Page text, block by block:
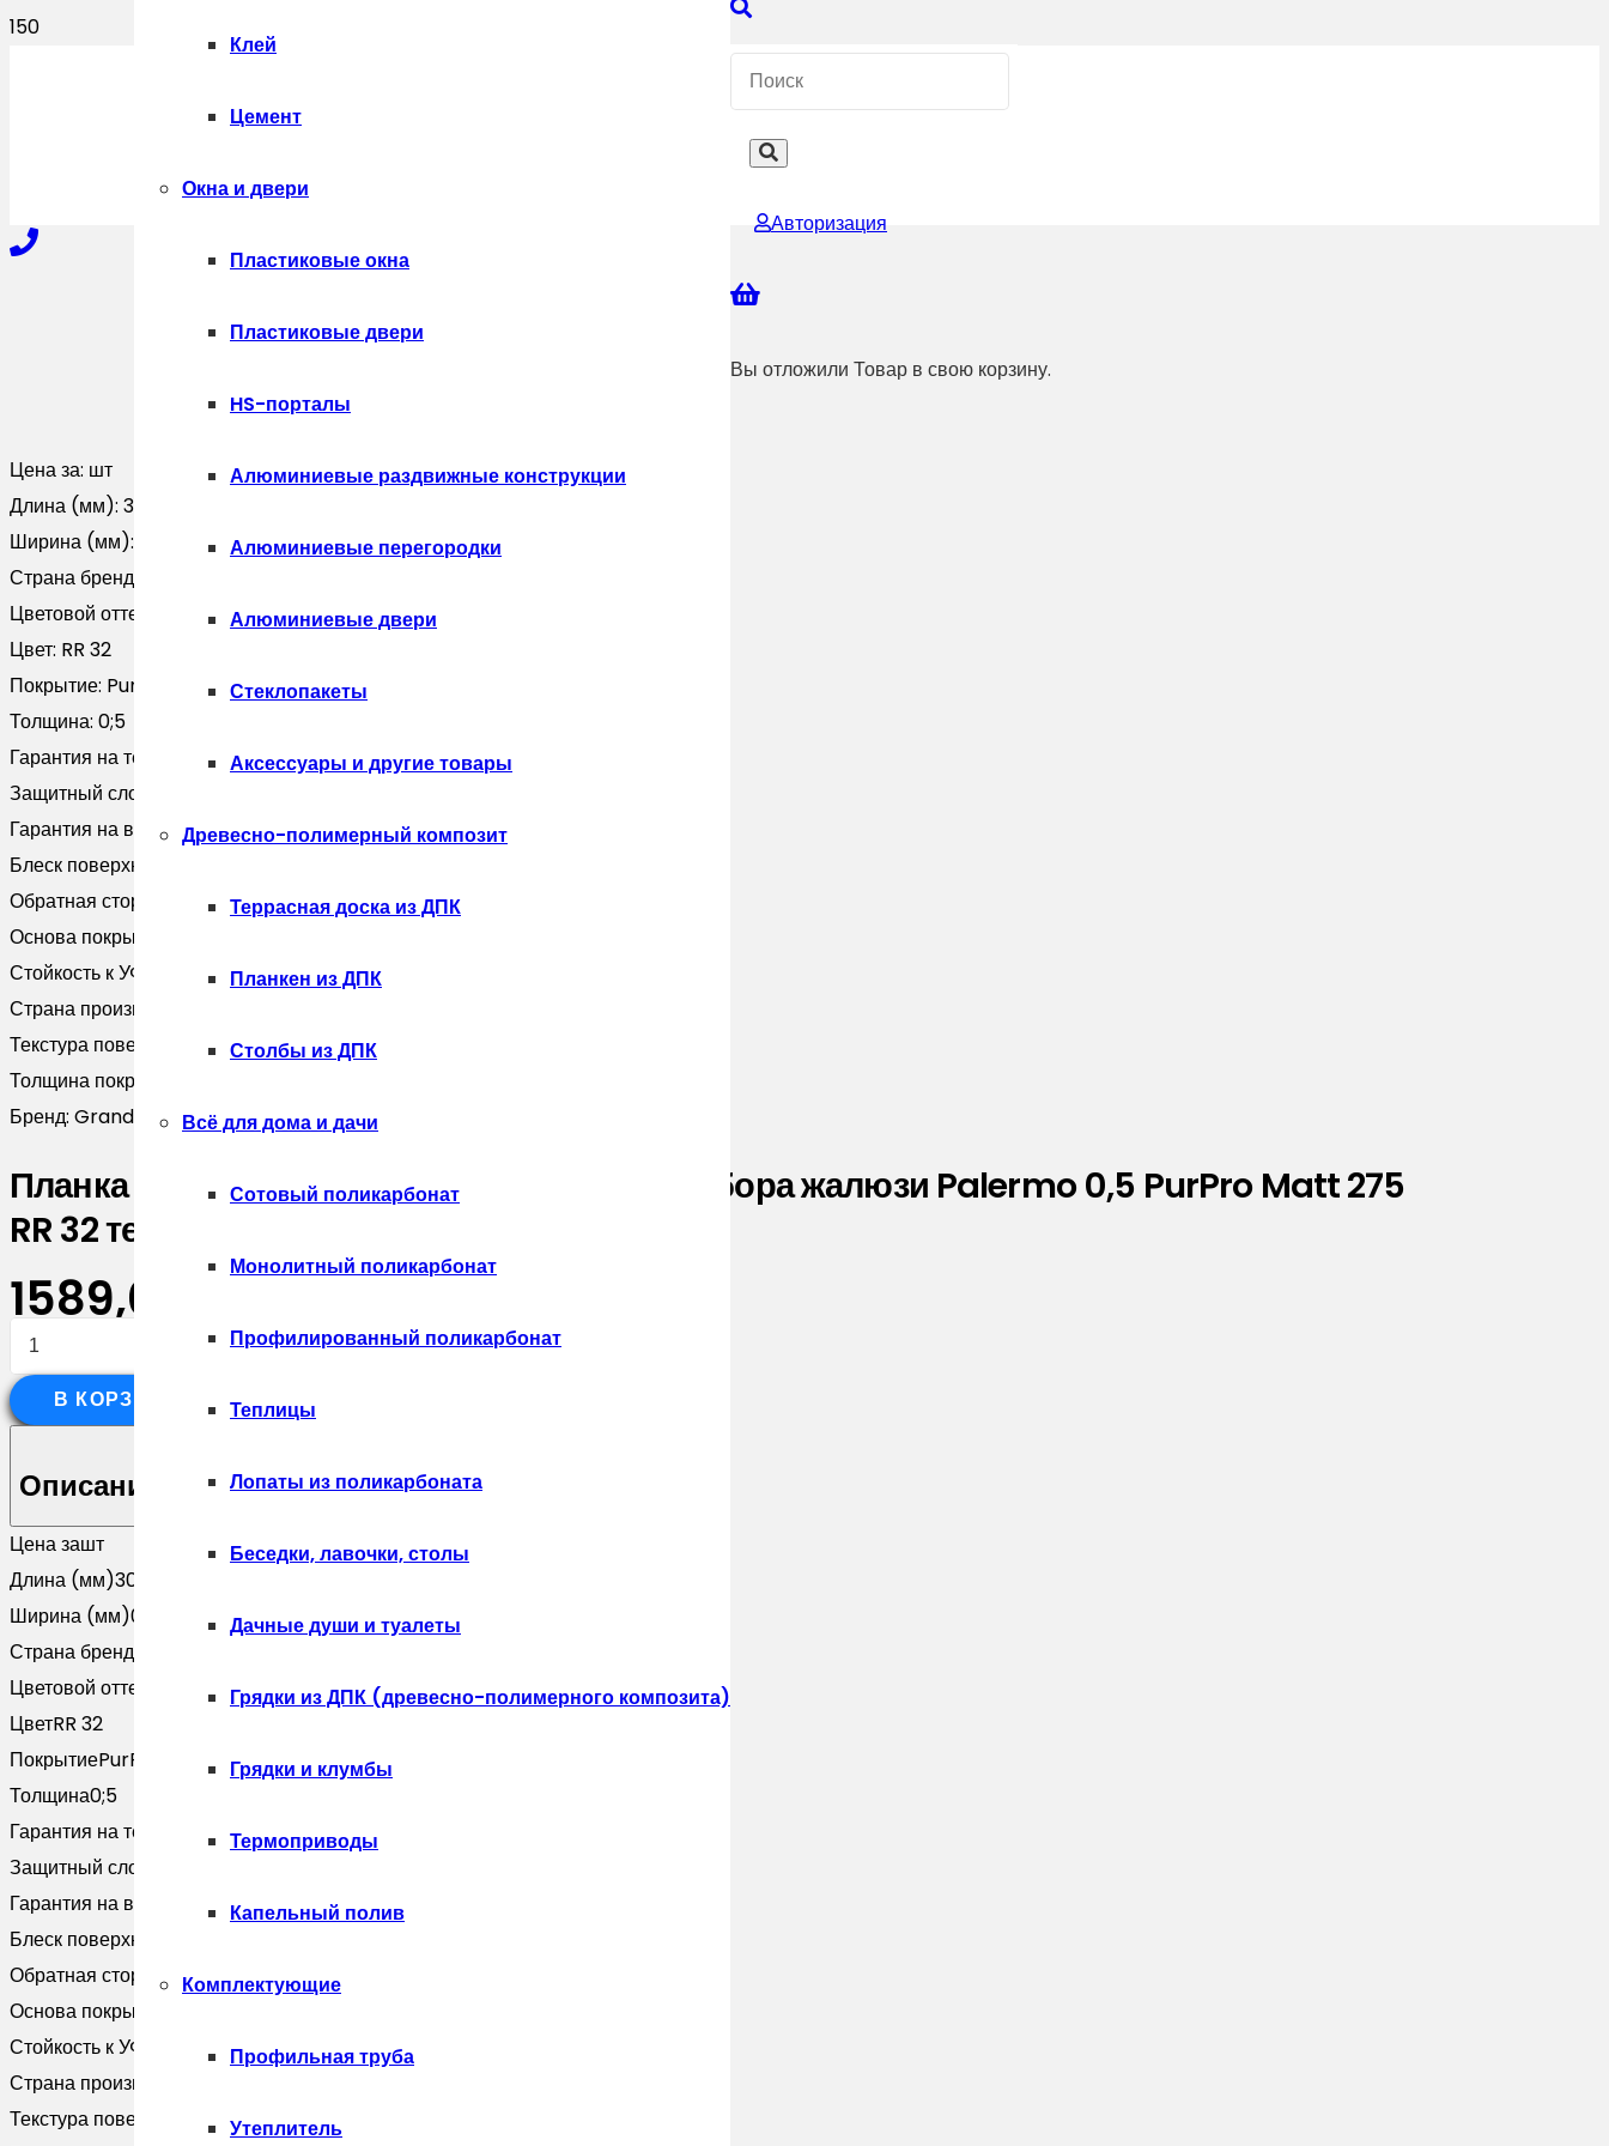
+7-910-327-77-88
Клей
Цемент
Окна и двери
Пластиковые окна
Пластиковые двери
HS-порталы
Алюминиевые раздвижные конструкции
Алюминиевые перегородки
Алюминиевые двери
Стеклопакеты
Аксессуары и другие товары
Древесно-полимерный композит
Террасная доска из ДПК
Планкен из ДПК
Столбы из ДПК
Всё для дома и дачи
Сотовый поликарбонат
Монолитный поликарбонат
Профилированный поликарбонат
Теплицы
Лопаты из поликарбоната
Беседки, лавочки, столы
Дачные души и туалеты
Грядки из ДПК (древесно-полимерного композита)
Грядки и клумбы
Термоприводы
Капельный полив
Комплектующие
Профильная труба
Утеплитель
Авторизация
Вы отложили Товар в свою корзину.
Цена за: шт
Длина (мм): 3000
Ширина (мм):
Страна бренда:
Цветовой оттенок:
Коричневый
Цвет: RR 32
Покрытие: PurPro Matt
Толщина: 0;5
Гарантия на технические хара:40 лет
Защитный слой, г/м2:
Гарантия на внешний вид:20 лет
Блеск поверхности:
Обратная сторона:
Эпоксидная серая/RAL 1015
Основа покрытия:
Стойкость к УФ:
Страна производитель:
Текстура поверхности: Текстурированная
Толщина покрытия, мкм:
Бренд: Grand Line
Планка опорная составная внешняя для забора жалюзи Palermo 0,5 PurPro Matt 275
RR 32 темно-коричневый (3м)
1589,00
Количество
товара
Планка
составная
для
забора
жалюзи
Palermo
0,5
PurPro
Matt
275
RR
32
темно-
коричневый
(3м)
В КОРЗИНУ
Описание
Цена зашт
Длина (мм)3000
Ширина (мм)0
Страна бренда
Цветовой оттенок
Коричневый
ЦветRR 32
ПокрытиеPurPro Matt
Толщина0;5
Гарантия на технические хара40 лет
Защитный слой, г/м2
Гарантия на внешний вид20 лет
Блеск поверхности
Обратная сторона Эпоксидная серая/RAL 1015
Основа покрытия
Стойкость к УФ
Страна производитель
Текстура поверхности Текстурированная